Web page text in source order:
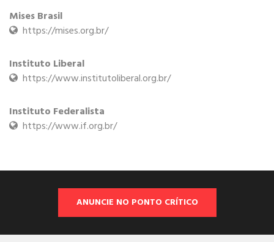
Mises Brasil
https://mises.org.br/
Instituto Liberal
https://www.institutoliberal.org.br/
Instituto Federalista
https://www.if.org.br/
ANUNCIE NO PONTO CRÍTICO